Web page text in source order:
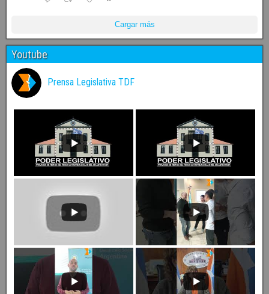
Cargar más
Youtube
Prensa Legislativa TDF